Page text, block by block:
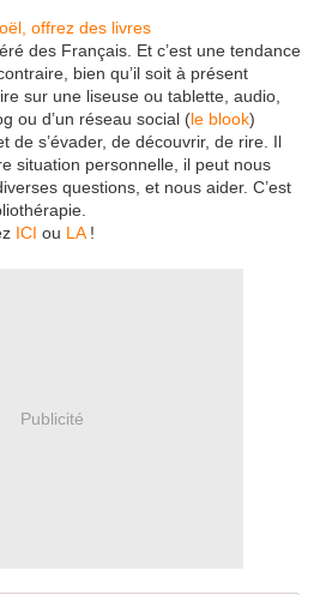
des Français. Et c’est une tendance
bien qu’il soit à présent
sur une liseuse ou tablette, audio,
ou d’un réseau social (le blook)
de s’évader, de découvrir, de rire. Il
situation personnelle, il peut nous
questions, et nous aider. C’est
ICI ou LA!
Publicité